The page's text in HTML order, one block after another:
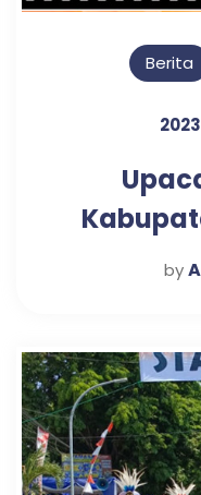
Berita
by